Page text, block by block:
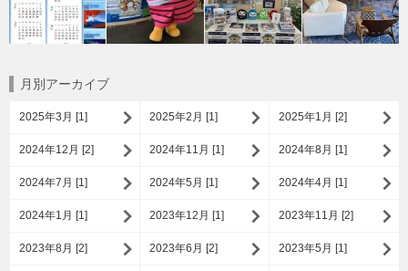
月別アーカイブ
2025年3月 [1] 2025年2月 [1] 2025年1月 [2]
2024年12月 [2] 2024年11月 [1] 2024年8月 [1]
2024年7月 [1] 2024年5月 [1] 2024年4月 [1]
2024年1月 [1] 2023年12月 [1] 2023年11月 [2]
2023年8月 [2] 2023年6月 [2] 2023年5月 [1]